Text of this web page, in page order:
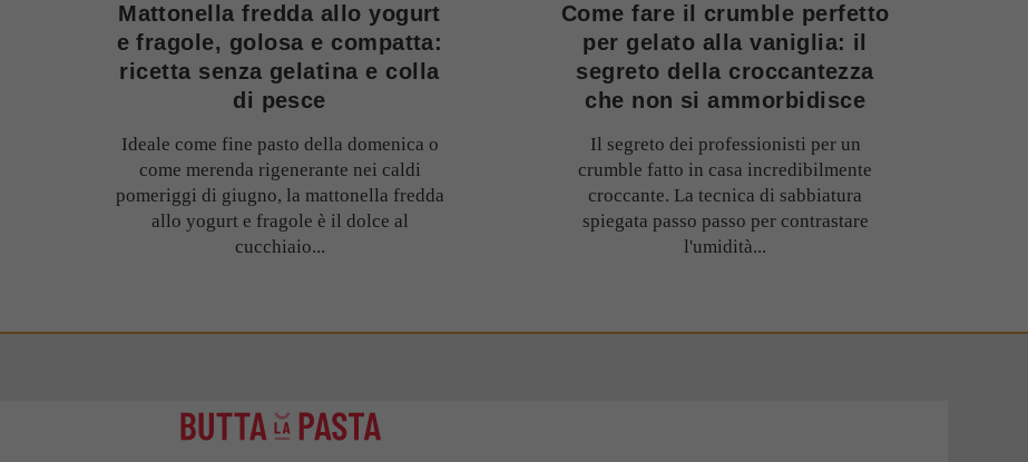
Mattonella fredda allo yogurt
e fragole, golosa e compatta:
ricetta senza gelatina e colla
di pesce
Ideale come fine pasto della domenica o
come merenda rigenerante nei caldi
pomeriggi di giugno, la mattonella fredda
allo yogurt e fragole è il dolce al
cucchiaio...
Come fare il crumble perfetto
per gelato alla vaniglia: il
segreto della croccantezza
che non si ammorbidisce
Il segreto dei professionisti per un
crumble fatto in casa incredibilmente
croccante. La tecnica di sabbiatura
spiegata passo passo per contrastare
l'umidità...